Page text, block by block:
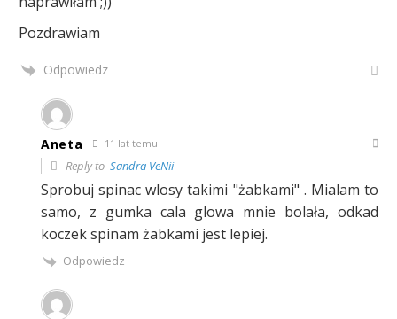
Pozdrawiam
Odpowiedz
Aneta 11 lat temu
Reply to Sandra VeNii
Sprobuj spinac wlosy takimi "żabkami" . Mialam to
samo, z gumka cala glowa mnie bolała, odkad
koczek spinam żabkami jest lepiej.
Odpowiedz